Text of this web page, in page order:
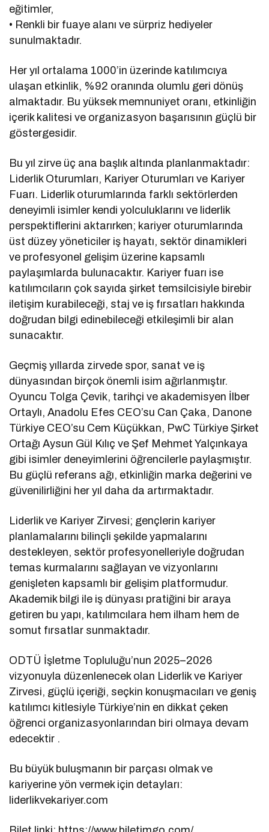
eğitimler,
• Renkli bir fuaye alanı ve sürpriz hediyeler
sunulmaktadır.
Her yıl ortalama 1000’in üzerinde katılımcıya
ulaşan etkinlik, %92 oranında olumlu geri dönüş
almaktadır. Bu yüksek memnuniyet oranı, etkinliğin
içerik kalitesi ve organizasyon başarısının güçlü bir
göstergesidir.
Bu yıl zirve üç ana başlık altında planlanmaktadır:
Liderlik Oturumları, Kariyer Oturumları ve Kariyer
Fuarı. Liderlik oturumlarında farklı sektörlerden
deneyimli isimler kendi yolculuklarını ve liderlik
perspektiflerini aktarırken; kariyer oturumlarında
üst düzey yöneticiler iş hayatı, sektör dinamikleri
ve profesyonel gelişim üzerine kapsamlı
paylaşımlarda bulunacaktır. Kariyer fuarı ise
katılımcıların çok sayıda şirket temsilcisiyle birebir
iletişim kurabileceği, staj ve iş fırsatları hakkında
doğrudan bilgi edinebileceği etkileşimli bir alan
sunacaktır.
Geçmiş yıllarda zirvede spor, sanat ve iş
dünyasından birçok önemli isim ağırlanmıştır.
Oyuncu Tolga Çevik, tarihçi ve akademisyen İlber
Ortaylı, Anadolu Efes CEO’su Can Çaka, Danone
Türkiye CEO’su Cem Küçükkan, PwC Türkiye Şirket
Ortağı Aysun Gül Kılıç ve Şef Mehmet Yalçınkaya
gibi isimler deneyimlerini öğrencilerle paylaşmıştır.
Bu güçlü referans ağı, etkinliğin marka değerini ve
güvenilirliğini her yıl daha da artırmaktadır.
Liderlik ve Kariyer Zirvesi; gençlerin kariyer
planlamalarını bilinçli şekilde yapmalarını
destekleyen, sektör profesyonelleriyle doğrudan
temas kurmalarını sağlayan ve vizyonlarını
genişleten kapsamlı bir gelişim platformudur.
Akademik bilgi ile iş dünyası pratiğini bir araya
getiren bu yapı, katılımcılara hem ilham hem de
somut fırsatlar sunmaktadır.
ODTÜ İşletme Topluluğu’nun 2025–2026
vizyonuyla düzenlenecek olan Liderlik ve Kariyer
Zirvesi, güçlü içeriği, seçkin konuşmacıları ve geniş
katılımcı kitlesiyle Türkiye’nin en dikkat çeken
öğrenci organizasyonlarından biri olmaya devam
edecektir .
Bu büyük buluşmanın bir parçası olmak ve
kariyerine yön vermek için detayları:
liderlikvekariyer.com